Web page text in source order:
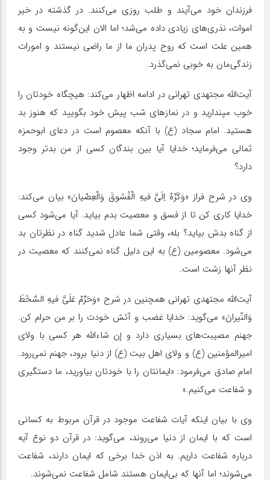
فرزندان خود می‌آیند و طلب روزی می‌کنند. در گذشته در خیر
اموات، نذری‌های زیادی داده می‌شد؛ اما الان این‌گونه نیست و به
همین علت است که روح پدران ما از ما راضی نیستند و امورات
زندگی‌مان به خوبی نمی‌گذرد.
آیت‌الله مجتهدی تهرانی در ادامه اظهار می‌کند: هیچگاه خودتان را
خوب مپندارید و در نمازهای شب پیش خود بگویید که هنوز بد
هستید. امام سجاد (ع) با آنکه معصوم است در دعای ابوحمزه
ثمالی می‌فرماید؛ خدایا آیا بین بندگان کسی از من بدتر وجود
دارد؟
وی در شرح فراز «وَکَرِّهْ اِلَیَّ فیهِ الْفُسُوقَ وَالْعِصْیانَ» بیان می‌کند:
خدایا کاری کن تا از فسق و معصیت بدم بیاید. آیا می‌شود کسی
از گناه بدش بیاید؟ بله، وقتی شما عادل شدید گناه در نظرتان بد
می‌شود. معصومین (ع) به این دلیل گناه نمی‌کنند که معصیت در
نظر آنها زشت است.
آیت‌الله مجتهدی تهرانی همچنین در شرح «وَحَرِّمْ عَلَیَّ فیهِ السَّخَطَ
وَالنّیرانَ» می‌گوید: خدایا غضب و آتش خودت را بر من حرام کن.
جهنم مصیبت‌های بسیاری دارد و إن شاء‌الله هر کسی با ولای
امیرالمؤمنین (ع) و ولای اهل بیت (ع) از دنیا برود، جهنم نمی‌رود.
امام صادق می‌فرمود: «ایمانتان را با خودتان بیاورید، ما دستگیری
و شفاعت می‌کنیم.»
وی با بیان اینکه آیات شفاعت موجود در قرآن مربوط به کسانی
است که با ایمان از دنیا می‌روند، می‌گوید: در قرآن دو نوع آیه
درباره شفاعت داریم. به اذن خدا برخی که ایمان دارند، شفاعت
می‌شوند؛ اما آنها که بی‌ایمان هستند شامل شفاعت نمی‌شوند.